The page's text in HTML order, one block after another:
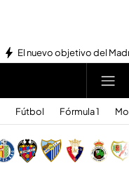
El nuevo objetivo del
Fútbol Fórmula 1